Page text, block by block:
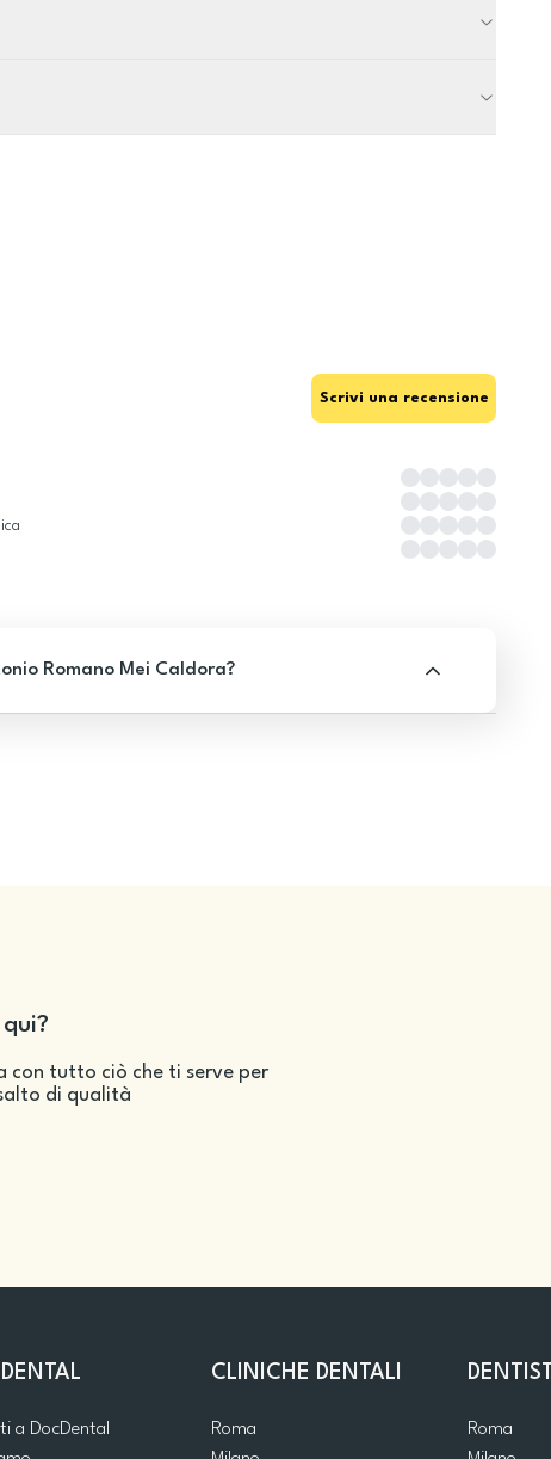
Scrivi una recensione
Romano Mei Caldora?
con tutto ciò che ti serve per
di qualità
a DocDental
CLINICHE DENTALI
Roma
DENTISTI
Roma